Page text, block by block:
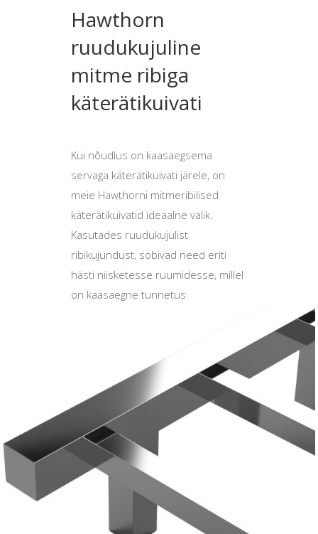
Hawthorn
ruudukujuline
mitme ribiga
käterätikuivati
Kui nõudlus on kaasaegsema
servaga käterätikuivati järele, on
meie Hawthorni mitmeribilised
käterätikuivatid ideaalne valik.
Kasutades ruudukujulist
ribikujundust, sobivad need eriti
hästi niisketesse ruumidesse, millel
on kaasaegne tunnetus.